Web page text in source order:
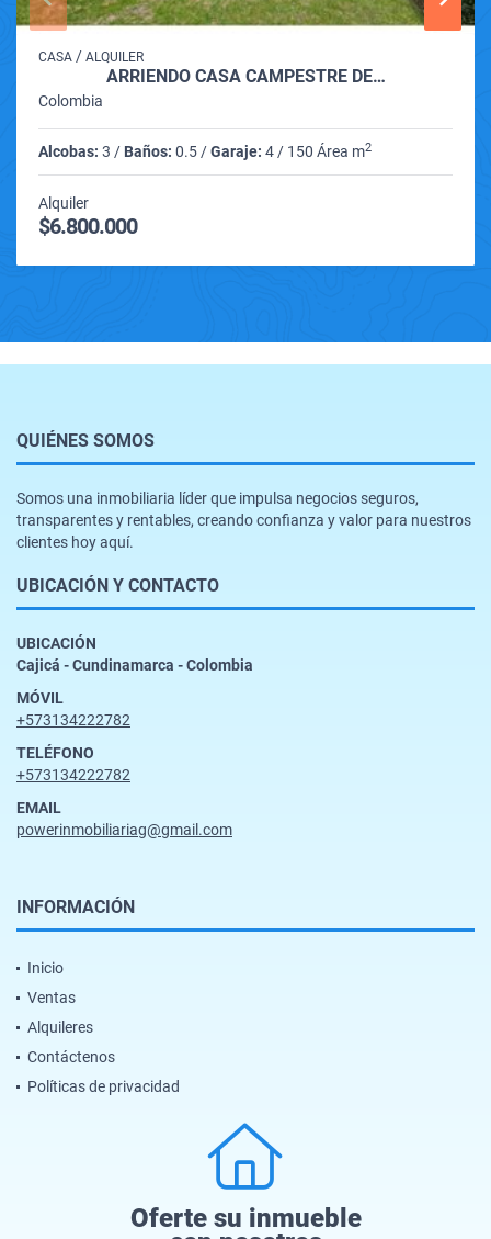
CASA / ALQUILER
ARRIENDO CASA CAMPESTRE DE…
Colombia
Alcobas: 3 / Baños: 0.5 /Garaje: 4 / 150 Área m2
Alquiler
$6.800.000
QUIÉNES SOMOS
Somos una inmobiliaria líder que impulsa negocios seguros,
transparentes y rentables, creando confianza y valor para nuestros
clientes hoy aquí.
UBICACIÓN Y CONTACTO
UBICACIÓN
Cajicá - Cundinamarca - Colombia
MÓVIL
+573134222782
TELÉFONO
+573134222782
EMAIL
powerinmobiliariag@gmail.com
INFORMACIÓN
Inicio
Ventas
Alquileres
Contáctenos
Políticas de privacidad
Oferte su inmueble